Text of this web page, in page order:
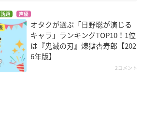
話題 声優
オタクが選ぶ「日野聡が演じる
キャラ」ランキングTOP10！1位
は『鬼滅の刃』煉󠄁獄杏寿郎【202
6年版】
2コメント